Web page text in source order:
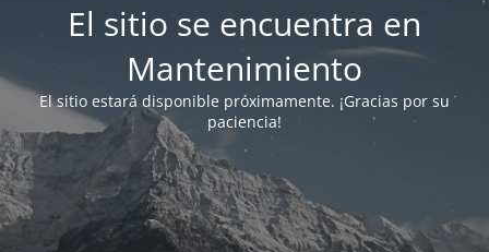
El sitio se encuentra en
Mantenimiento
El sitio estará disponible próximamente. ¡Gracias por su
paciencia!